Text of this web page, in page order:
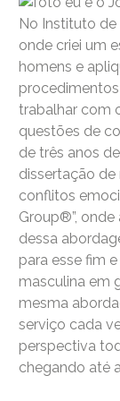
No Instituto de
onde criei um
homens e
trabalhar com
questões de
de três anos
dissertação
conflitos
Group®”,
dessa
para esse fim
masculina em
mesma
serviço cada
perspectiva
chegando até